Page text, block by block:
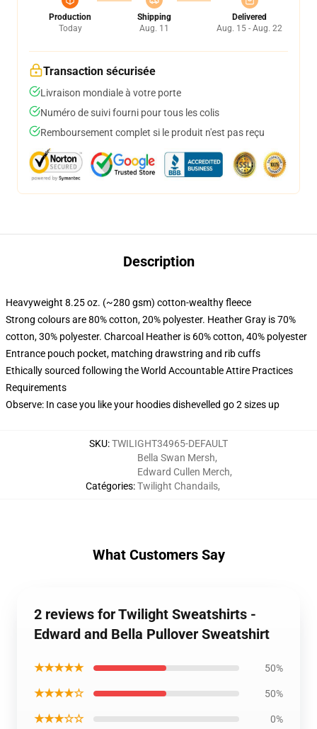
Production
Today
Shipping
Aug. 11
Delivered
Aug. 15 - Aug. 22
Transaction sécurisée
Livraison mondiale à votre porte
Numéro de suivi fourni pour tous les colis
Remboursement complet si le produit n'est pas reçu
Description
Heavyweight 8.25 oz. (~280 gsm) cotton-wealthy fleece
Strong colours are 80% cotton, 20% polyester. Heather Gray is 70%
cotton, 30% polyester. Charcoal Heather is 60% cotton, 40% polyester
Entrance pouch pocket, matching drawstring and rib cuffs
Ethically sourced following the World Accountable Attire Practices
Requirements
Observe: In case you like your hoodies dishevelled go 2 sizes up
SKU:TWILIGHT34965-DEFAULT
Catégories:
Bella Swan Mersh,
Edward Cullen Merch,
Twilight Chandails,
What Customers Say
2 reviews for Twilight Sweatshirts -
Edward and Bella Pullover Sweatshirt
★★★★★ 50%
★★★★☆ 50%
★★★☆☆ 0%